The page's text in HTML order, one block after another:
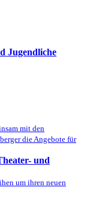
Jugendliche
mit den
die Angebote für
und
um ihren neuen